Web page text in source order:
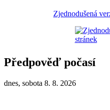
Zjednodušená
Předpověď počasí
dnes, sobota 8. 8. 2026